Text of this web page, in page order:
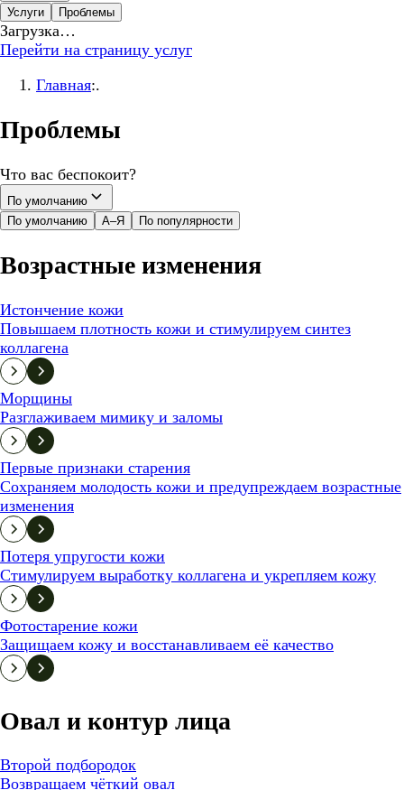
Услуги
Проблемы
Загрузка…
Перейти на страницу услуг
Главная:.
Проблемы
Что вас беспокоит?
По умолчанию
По умолчанию
А–Я По популярности
Возрастные изменения
Истончение кожи
Повышаем плотность кожи и стимулируем синтез
коллагена
Морщины
Разглаживаем мимику и заломы
Первые признаки старения
Сохраняем молодость кожи и предупреждаем возрастные
изменения
Потеря упругости кожи
Стимулируем выработку коллагена и укрепляем кожу
Фотостарение кожи
Защищаем кожу и восстанавливаем её качество
Овал и контур лица
Второй подбородок
Возвращаем чёткий овал